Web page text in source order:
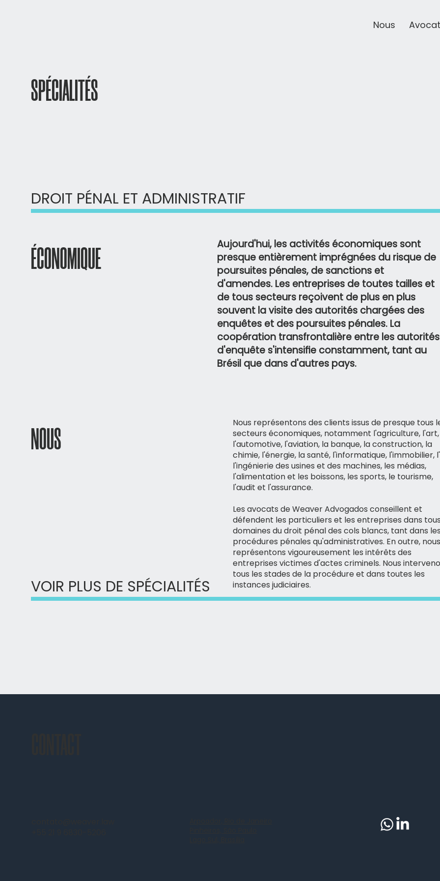
Nous
SPÉCIALITÉS
DROIT PÉNAL ET ADMINISTRATIF
ÉCONOMIQUE
Aujourd'hui, les activités économiques sont
presque entièrement imprégnées du risque de
poursuites pénales, de sanctions et
d'amendes. Les entreprises de toutes tailles et
de tous secteurs reçoivent de plus en plus
souvent la visite des autorités chargées des
enquêtes et des poursuites pénales. La
coopération transfrontalière entre les autorités
d'enquête s'intensiﬁe constamment, tant au
Brésil que dans d'autres pays.
NOUS
Nous représentons des clients issus de presque tous
secteurs économiques, notamment l'agriculture, l'art,
l'automotive, l'aviation, la banque, la construction, la
chimie, l'énergie, la santé, l'informatique, l'immobilier,
l'ingénierie des usines et des machines, les médias,
l'alimentation et les boissons, les sports, le tourisme,
l'audit et l'assurance.
Les avocats de Weaver Advogados conseillent et
défendent les particuliers et les entreprises dans
domaines du droit pénal des cols blancs, tant dans
procédures pénales qu'administratives. En outre,
représentons vigoureusement les intérêts des
entreprises victimes d'actes criminels. Nous
tous les stades de la procédure et dans toutes les
instances judiciaires.
VOIR PLUS DE SPÉCIALITÉS